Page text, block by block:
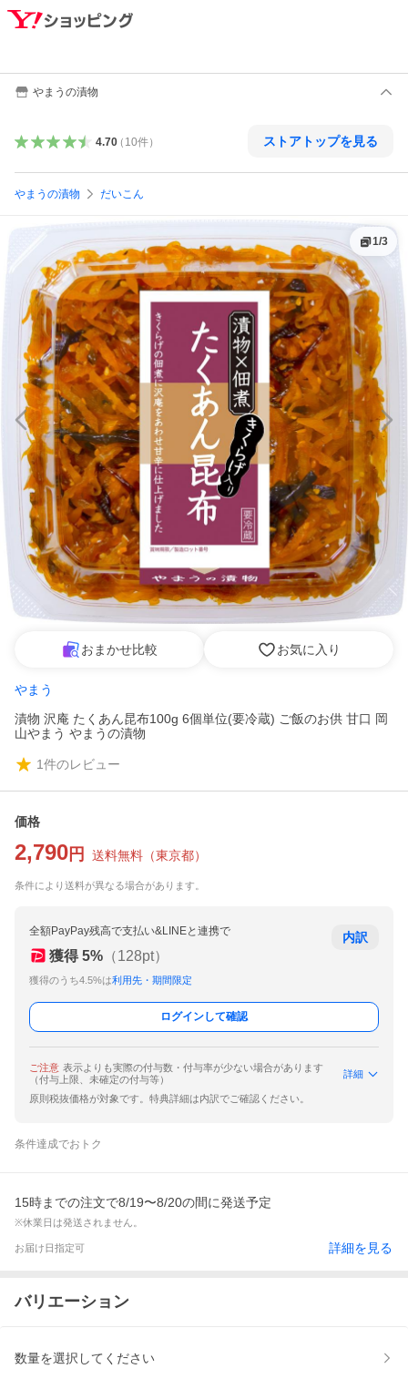
やまうの漬物
4.70（ 10件） ストアトップを見る
やまうの漬物 だいこん
1/3
おまかせ比較 お気に入り
やまう
漬物 沢庵 たくあん昆布100g 6個単位(要冷蔵) ご飯のお供 甘口 岡
山やまう やまうの漬物
1件のレビュー
価格
2,790 円 送料無料 （東京都）
条件により送料が異なる場合があります。
全額PayPay残高で支払い&LINEと連携で
獲得 5% （128pt）
獲得のうち4.5%は利用先・期間限定
内訳
ログインして確認
ご注意 表示よりも実際の付与数・付与率が少ない場合があります
（付与上限、未確定の付与等）
詳細
原則税抜価格が対象です。特典詳細は内訳でご確認ください。
条件達成でおトク
15時までの注文で8/19〜8/20の間に発送予定
※休業日は発送されません。
お届け日指定可 詳細を見る
バリエーション
数量を選択してください